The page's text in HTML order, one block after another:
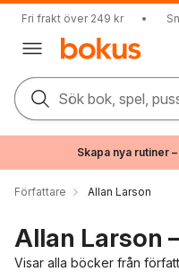
Fri frakt över 249 kr •
Sök bok, spel,
Skapa nya rutiner
Författare Allan Larson
Allan Larson
Visar alla böcker från